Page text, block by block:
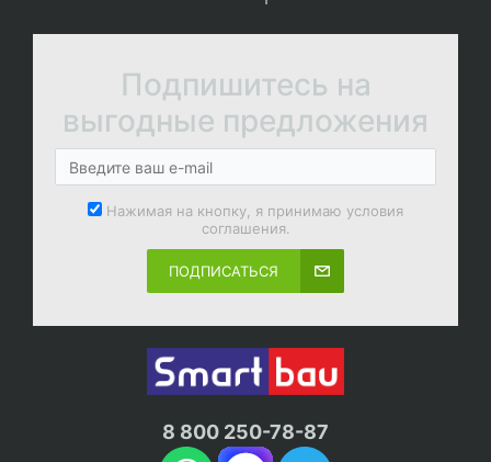
Подпишитесь на
выгодные предложения
Нажимая на кнопку, я принимаю условия
соглашения.
ПОДПИСАТЬСЯ
8 800 250-78-87